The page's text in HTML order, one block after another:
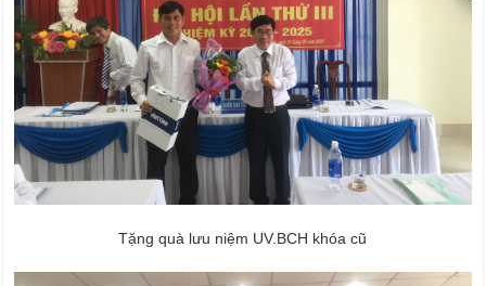
Tặng quà lưu niệm UV.BCH khóa cũ